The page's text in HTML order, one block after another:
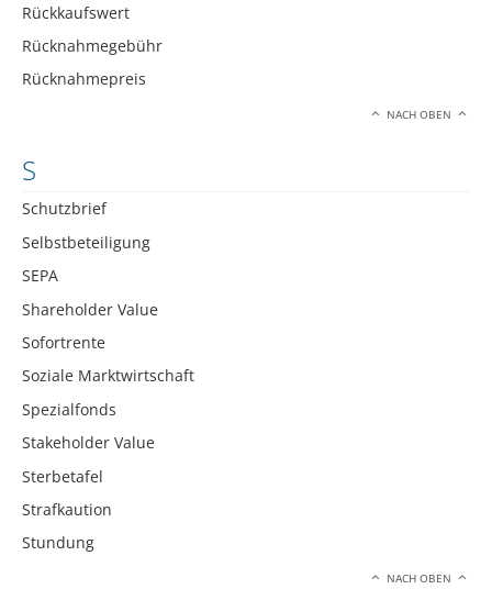
Rückkaufswert
Rücknahmegebühr
Rücknahmepreis
NACH OBEN
S
Schutzbrief
Selbstbeteiligung
SEPA
Shareholder Value
Sofortrente
Soziale Marktwirtschaft
Spezialfonds
Stakeholder Value
Sterbetafel
Strafkaution
Stundung
NACH OBEN